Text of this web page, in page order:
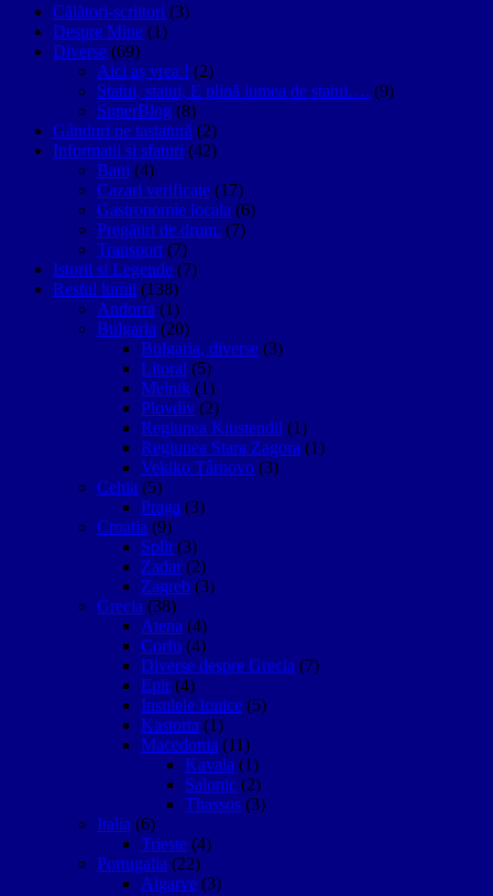
Călători-scriitori (3)
Despre Mine (1)
Diverse (69)
Aici aș vrea ! (2)
Statui, statui, E plină lumea de statui…. (9)
SuperBlog (8)
Gânduri pe tastatură (2)
Informatii si sfaturi (42)
Bani (4)
Cazari verificate (17)
Gastronomie locala (6)
Pregătiri de drum. (7)
Transport (7)
Istorii si Legende (7)
Restul lumii (138)
Andorra (1)
Bulgaria (20)
Bulgaria, diverse (3)
Litoral (5)
Melnik (1)
Plovdiv (2)
Regiunea Kiustendil (1)
Regiunea Stara Zagora (1)
Vekiko Târnovo (3)
Cehia (5)
Praga (3)
Croatia (9)
Split (3)
Zadar (2)
Zagreb (3)
Grecia (38)
Atena (4)
Corfu (4)
Diverse despre Grecia (7)
Epir (4)
Insulele Ionice (5)
Kastoria (1)
Macedonia (11)
Kavala (1)
Salonic (2)
Thassos (3)
Italia (6)
Trieste (4)
Portugalia (22)
Algarve (3)